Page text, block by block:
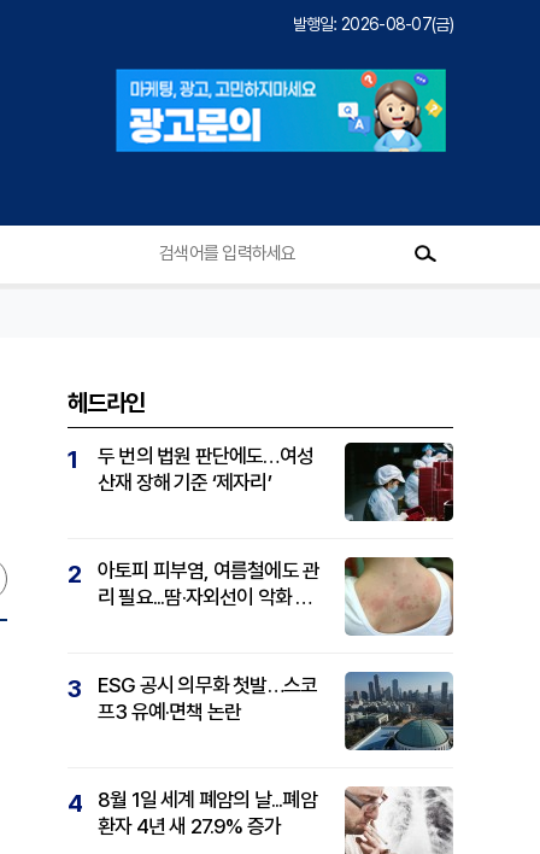
발행일: 2026-08-07(금)
헤드라인
1
두 번의 법원 판단에도…여성
산재 장해 기준 ‘제자리’
2
아토피 피부염, 여름철에도 관
리 필요...땀·자외선이 악화 요
3
ESG 공시 의무화 첫발…스코
프3 유예·면책 논란
4
8월 1일 세계 폐암의 날...폐암
환자 4년 새 27.9% 증가